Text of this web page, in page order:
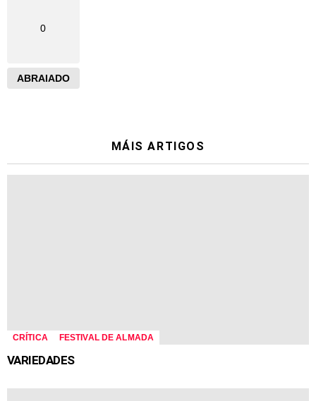
0
ABRAIADO
MÁIS ARTIGOS
CRÍTICA FESTIVAL DE ALMADA
VARIEDADES